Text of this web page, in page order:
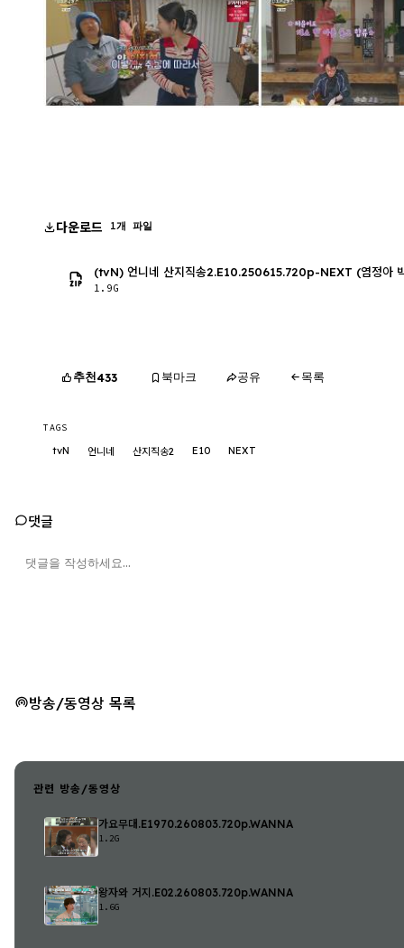
다운로드 1개 파일
(tvN) 언니네 산지직송2.E10.250615.720p-NEXT (염정아
1.9G
추천433 북마크 공유 목록
TAGS
tvN 언니네 산지직송2 E10 NEXT
댓글
방송/동영상 목록
관련 방송/동영상
가요무대.E1970.260803.720p.WANNA
1.2G
왕자와 거지.E02.260803.720p.WANNA
1.6G